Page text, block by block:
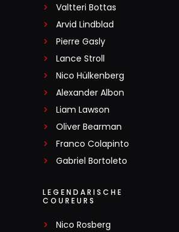
Valtteri Bottas
Arvid Lindblad
Pierre Gasly
Lance Stroll
Nico Hülkenberg
Alexander Albon
Liam Lawson
Oliver Bearman
Franco Colapinto
Gabriel Bortoleto
LEGENDARISCHE
COUREURS
Nico Rosberg